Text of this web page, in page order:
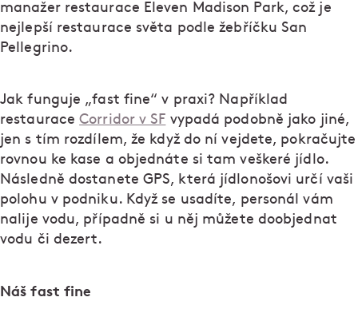
manažer restaurace Eleven Madison Park, což je
nejlepší restaurace světa podle žebříčku San
Pellegrino.
Jak funguje „fast fine“ v praxi? Například
restauraceCorridor v SF vypadá podobně jako jiné,
jen s tím rozdílem, že když do ní vejdete, pokračujte
rovnou ke kase a objednáte si tam veškeré jídlo.
Následně dostanete GPS, která jídlonošovi určí vaši
polohu v podniku. Když se usadíte, personál vám
nalije vodu, případně si u něj můžete doobjednat
vodu či dezert.
Náš fast fine